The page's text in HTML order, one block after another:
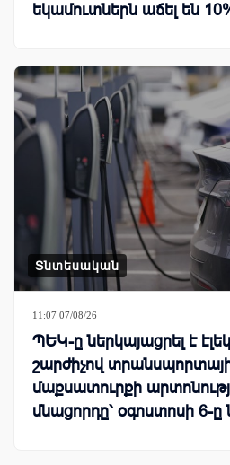
եկամուտներն աճել են
Տնտեսական
11:07 07/08/26
ՊԵԿ-ը ներկայացրել է
շարժիչով
մաքսատուրքի
մնացորդը՝ օգոստոսի 6-ը